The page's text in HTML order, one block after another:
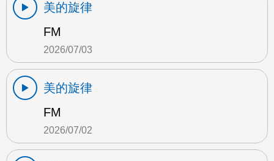
美的旋律
FM
2026/07/03
美的旋律
FM
2026/07/02